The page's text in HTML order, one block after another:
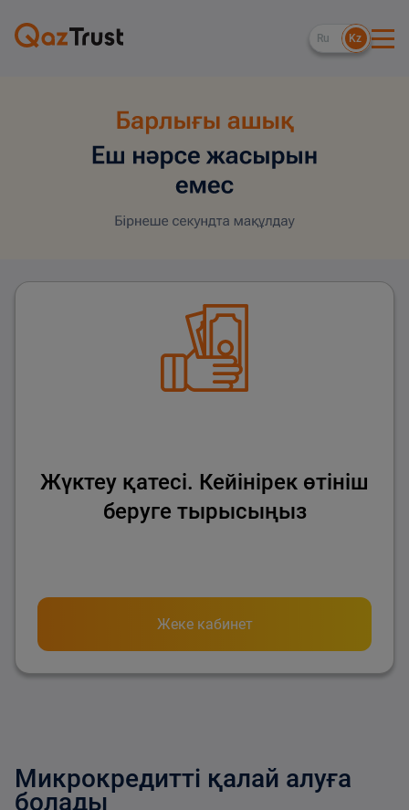
Ru Kz
Жүктеу қатесі. Кейінірек өтініш
беруге тырысыңыз
Жеке кабинет
Микрокредитті қалай алуға
болады